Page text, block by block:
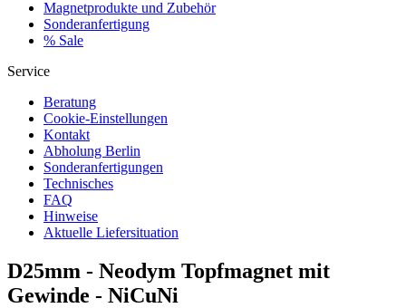
Magnetprodukte und Zubehör
Sonderanfertigung
% Sale
Service
Beratung
Cookie-Einstellungen
Kontakt
Abholung Berlin
Sonderanfertigungen
Technisches
FAQ
Hinweise
Aktuelle Liefersituation
D25mm - Neodym Topfmagnet mit
Gewinde - NiCuNi